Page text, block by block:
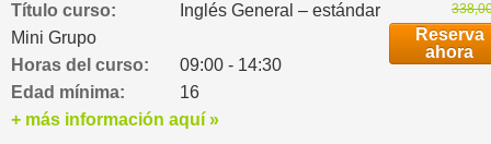
Título curso:
Inglés General – estándar
Mini Grupo
Horas del curso:
09:00 - 14:30
Edad mínima:
16
Reserva
ahora
+ más información aquí »